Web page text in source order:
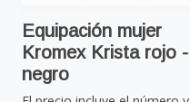
Equipación mujer
Kromex Krista rojo -
negro